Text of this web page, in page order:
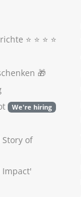
⭐️ ⭐️ ⭐️ ⭐️
🎁
We're hiring
of
Impact'